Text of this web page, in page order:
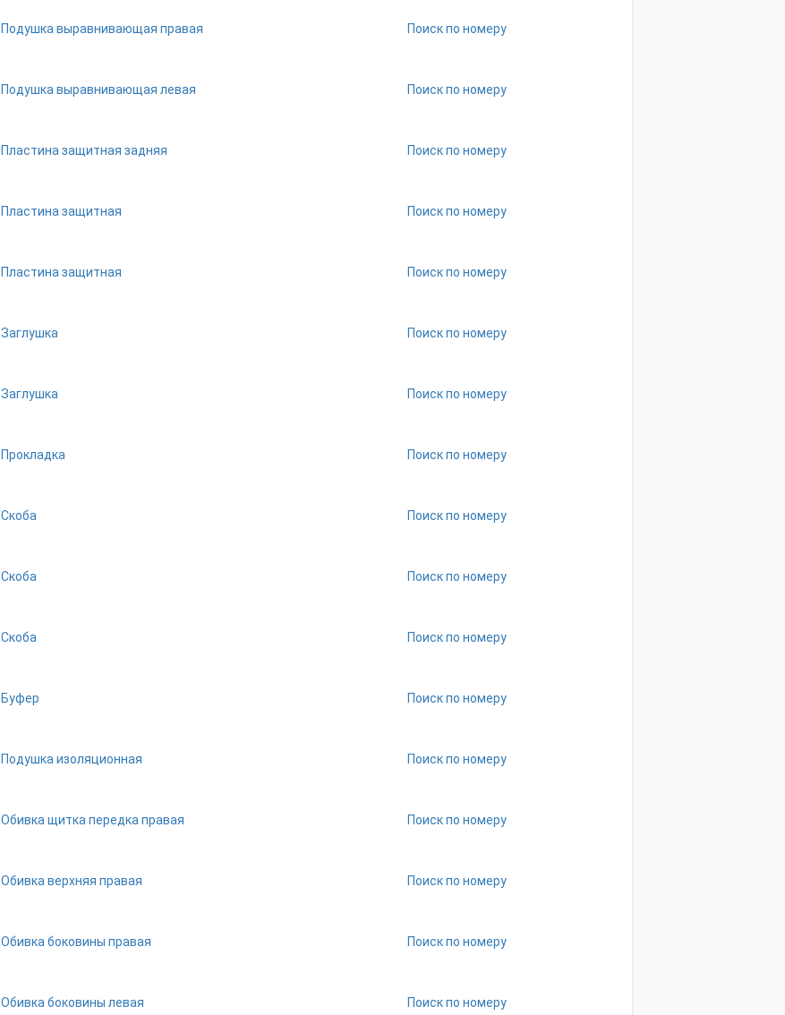
Подушка выравнивающая правая Поиск по номеру
Подушка выравнивающая левая Поиск по номеру
Пластина защитная задняя Поиск по номеру
Пластина защитная Поиск по номеру
Пластина защитная Поиск по номеру
Заглушка Поиск по номеру
Заглушка Поиск по номеру
Прокладка Поиск по номеру
Скоба Поиск по номеру
Скоба Поиск по номеру
Скоба Поиск по номеру
Буфер Поиск по номеру
Подушка изоляционная Поиск по номеру
Обивка щитка передка правая Поиск по номеру
Обивка верхняя правая Поиск по номеру
Обивка боковины правая Поиск по номеру
Обивка боковины левая Поиск по номеру